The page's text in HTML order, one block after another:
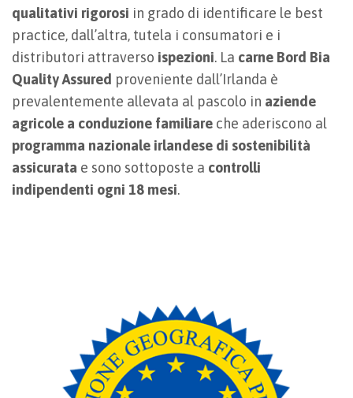
qualitativi rigorosi in grado di identificare le best
practice, dall’altra, tutela i consumatori e i
distributori attraverso ispezioni. La carne Bord Bia
Quality Assured proveniente dall’Irlanda è
prevalentemente allevata al pascolo in aziende
agricole a conduzione familiare che aderiscono al
programma nazionale irlandese di sostenibilità
assicurata e sono sottoposte a controlli
indipendenti ogni 18 mesi.